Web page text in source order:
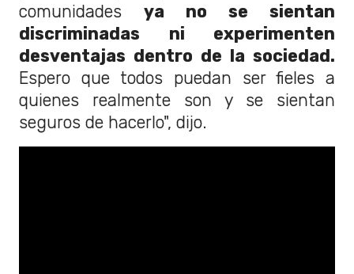
comunidades ya no se sientan
discriminadas ni experimenten
desventajas dentro de la sociedad.
Espero que todos puedan ser fieles a
quienes realmente son y se sientan
seguros de hacerlo", dijo.